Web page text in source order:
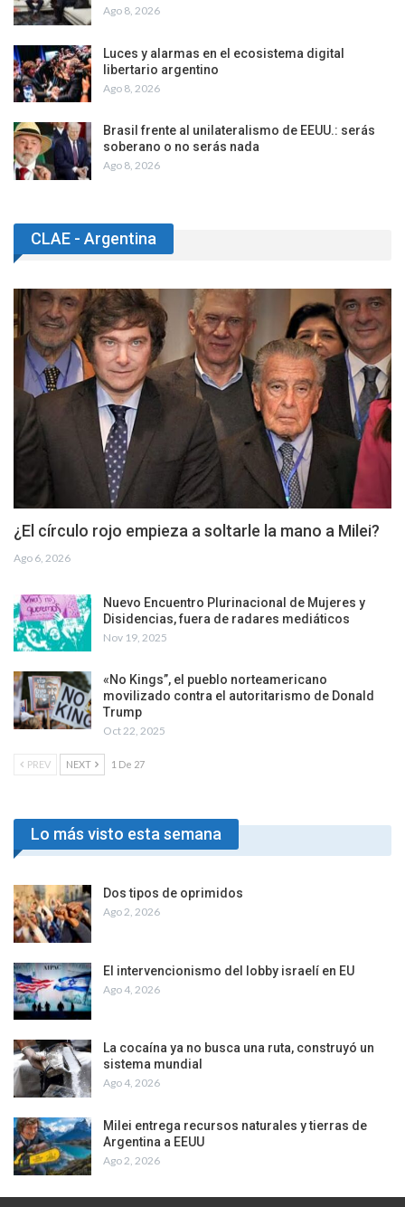
Ago 8, 2026
Luces y alarmas en el ecosistema digital
libertario argentino
Ago 8, 2026
Brasil frente al unilateralismo de EEUU.: serás
soberano o no serás nada
Ago 8, 2026
CLAE - Argentina
¿El círculo rojo empieza a soltarle la mano a Milei?
Ago 6, 2026
Nuevo Encuentro Plurinacional de Mujeres y
Disidencias, fuera de radares mediáticos
Nov 19, 2025
«No Kings”, el pueblo norteamericano
movilizado contra el autoritarismo de Donald
Trump
Oct 22, 2025
PREV NEXT 1 De 27
Lo más visto esta semana
Dos tipos de oprimidos
Ago 2, 2026
El intervencionismo del lobby israelí en EU
Ago 4, 2026
La cocaína ya no busca una ruta, construyó un
sistema mundial
Ago 4, 2026
Milei entrega recursos naturales y tierras de
Argentina a EEUU
Ago 2, 2026